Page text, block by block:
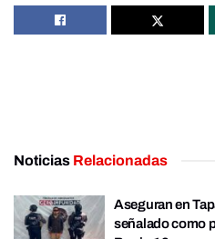
Noticias Relacionadas
Aseguran en
señalado como